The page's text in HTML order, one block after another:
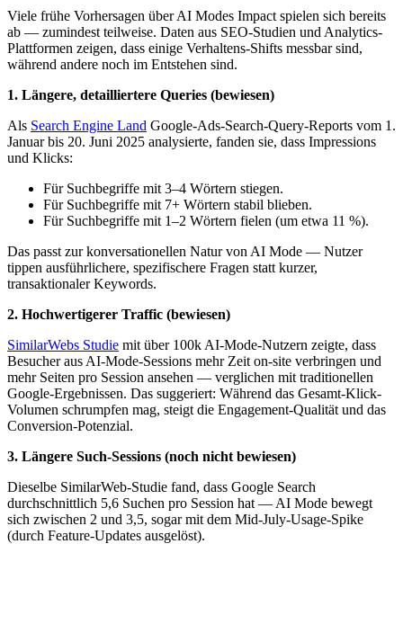
Viele frühe Vorhersagen über AI Modes Impact spielen sich bereits
ab — zumindest teilweise. Daten aus SEO-Studien und Analytics-
Plattformen zeigen, dass einige Verhaltens-Shifts messbar sind,
während andere noch im Entstehen sind.
1. Längere, detailliertere Queries (bewiesen)
Als Search Engine Land Google-Ads-Search-Query-Reports vom 1.
Januar bis 20. Juni 2025 analysierte, fanden sie, dass Impressions
und Klicks:
Für Suchbegriffe mit 3–4 Wörtern stiegen.
Für Suchbegriffe mit 7+ Wörtern stabil blieben.
Für Suchbegriffe mit 1–2 Wörtern fielen (um etwa 11 %).
Das passt zur konversationellen Natur von AI Mode — Nutzer
tippen ausführlichere, spezifischere Fragen statt kurzer,
transaktionaler Keywords.
2. Hochwertigerer Traffic (bewiesen)
SimilarWebs Studie mit über 100k AI-Mode-Nutzern zeigte, dass
Besucher aus AI-Mode-Sessions mehr Zeit on-site verbringen und
mehr Seiten pro Session ansehen — verglichen mit traditionellen
Google-Ergebnissen. Das suggeriert: Während das Gesamt-Klick-
Volumen schrumpfen mag, steigt die Engagement-Qualität und das
Conversion-Potenzial.
3. Längere Such-Sessions (noch nicht bewiesen)
Dieselbe SimilarWeb-Studie fand, dass Google Search
durchschnittlich 5,6 Suchen pro Session hat — AI Mode bewegt
sich zwischen 2 und 3,5, sogar mit dem Mid-July-Usage-Spike
(durch Feature-Updates ausgelöst).